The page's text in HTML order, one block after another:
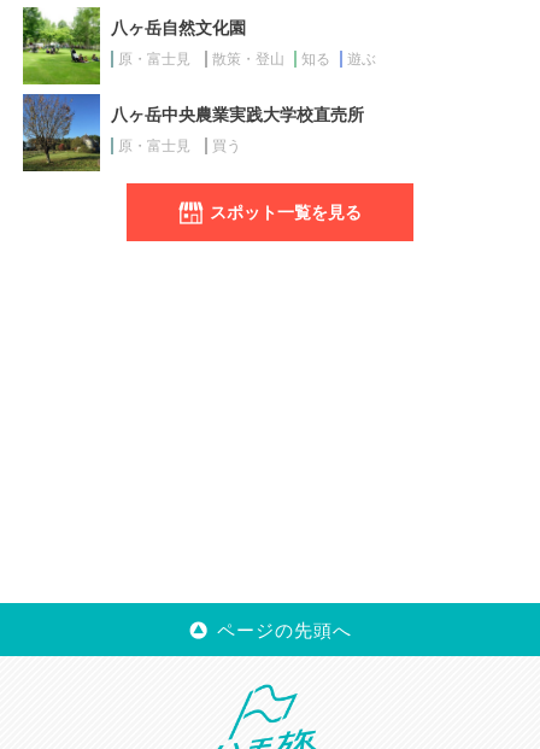
八ヶ岳自然文化園
原・富士見 散策・登山 知る 遊ぶ
八ヶ岳中央農業実践大学校直売所
原・富士見 買う
スポット一覧を見る
ページの先頭へ